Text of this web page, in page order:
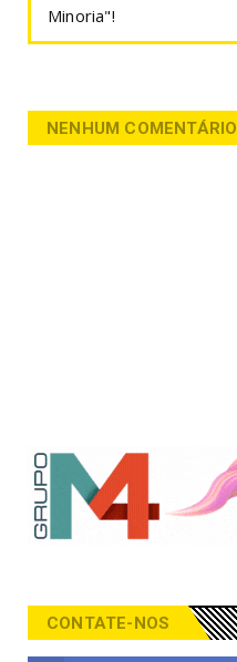
Minoria"!
NENHUM COMENTÁRIO
CONTATE-NOS